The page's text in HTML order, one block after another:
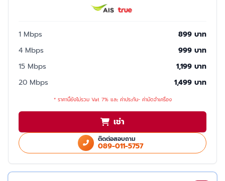
1 Mbps
899 บาท
4 Mbps
999 บาท
15 Mbps
1,199 บาท
20 Mbps
1,499 บาท
* ราคานี้ยังไม่รวม Vat 7% และ ค่าประกัน- ค่ามัดจำเครื่อง
เช่า
ติดต่อสอบถาม
089-011-5757